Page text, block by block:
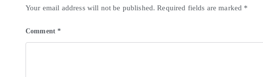
Your email address will not be published. Required fields are marked *
Comment*